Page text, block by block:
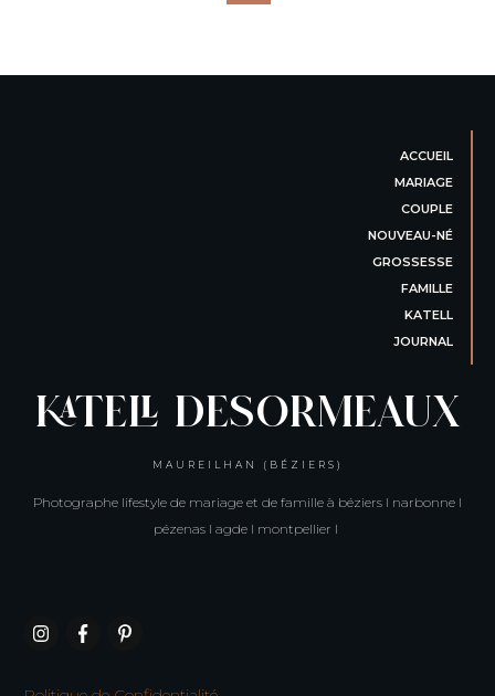
ACCUEIL
MARIAGE
COUPLE
NOUVEAU-NÉ
GROSSESSE
FAMILLE
KATELL
JOURNAL
KATELL DESORMEAUX
MAUREILHAN (BÉZIERS)
Photographe lifestyle de mariage et de famille à béziers I narbonne I
pézenas I agde I montpellier I